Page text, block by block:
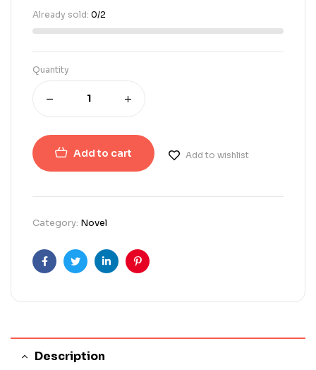
Already sold: 0/2
Quantity
Add to cart Add to wishlist
Category: Novel
FacebookTwitterLinkedinPinterest
Description